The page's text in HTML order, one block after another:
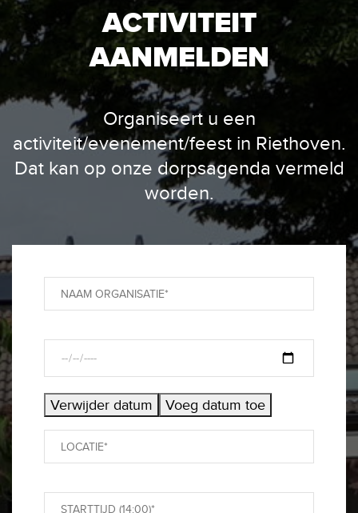
ACTIVITEIT
AANMELDEN
Organiseert u een
activiteit/evenement/feest in Riethoven.
Dat kan op onze dorpsagenda vermeld
worden.
Verwijder datum Voeg datum toe